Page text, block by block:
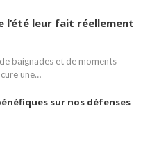
l’été leur fait réellement
baignades et de moments
une…
sur nos défenses